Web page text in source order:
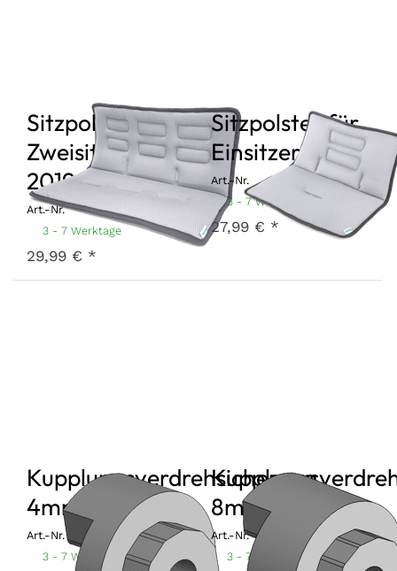
Sitzpolster für
Zweisitzer
2019
Art.-Nr.
SP-2-19
3 - 7 Werktage
29,99 € *
Sitzpolster für
Einsitzer 2019
Art.-Nr.
SP-1-19
3 - 7 Werktage
27,99 € *
Kupplungsverdrehsicherung
4mm
Art.-Nr.
KVS-4
3 - 7 Werktage
8mm
Art.-Nr.
KVS-8
3 - 7 Werktage